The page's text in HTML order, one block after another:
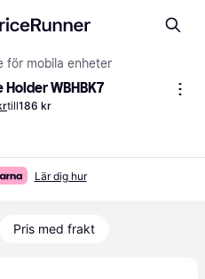
för mobila enheter
WBHBK7
till186 kr
Lär dig hur
Pris med frakt